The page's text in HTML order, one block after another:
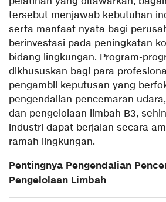
tersebut menjawab kebutuhan
serta manfaat nyata bagi
berinvestasi pada peningkatan
bidang lingkungan. Program-
dikhususkan bagi para
pengambil keputusan yang
pengendalian pencemaran
dan pengelolaan limbah B3,
industri dapat berjalan secara
ramah lingkungan.
Pentingnya Pengendalian
Pengelolaan Limbah